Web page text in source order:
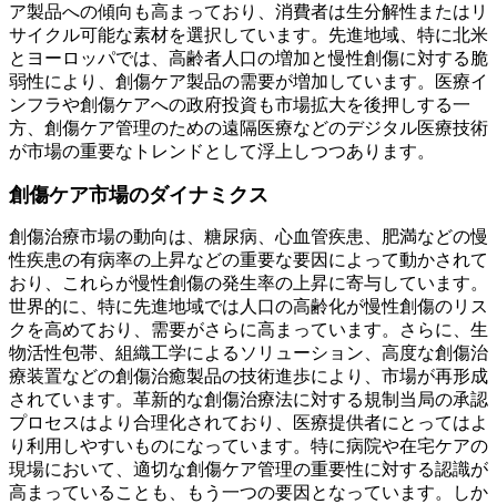
ア製品への傾向も高まっており、消費者は生分解性またはリ
サイクル可能な素材を選択しています。先進地域、特に北米
とヨーロッパでは、高齢者人口の増加と慢性創傷に対する脆
弱性により、創傷ケア製品の需要が増加しています。医療イ
ンフラや創傷ケアへの政府投資も市場拡大を後押しする一
方、創傷ケア管理のための遠隔医療などのデジタル医療技術
が市場の重要なトレンドとして浮上しつつあります。
創傷ケア市場のダイナミクス
創傷治療市場の動向は、糖尿病、心血管疾患、肥満などの慢
性疾患の有病率の上昇などの重要な要因によって動かされて
おり、これらが慢性創傷の発生率の上昇に寄与しています。
世界的に、特に先進地域では人口の高齢化が慢性創傷のリス
クを高めており、需要がさらに高まっています。さらに、生
物活性包帯、組織工学によるソリューション、高度な創傷治
療装置などの創傷治癒製品の技術進歩により、市場が再形成
されています。革新的な創傷治療法に対する規制当局の承認
プロセスはより合理化されており、医療提供者にとってはよ
り利用しやすいものになっています。特に病院や在宅ケアの
現場において、適切な創傷ケア管理の重要性に対する認識が
高まっていることも、もう一つの要因となっています。しか